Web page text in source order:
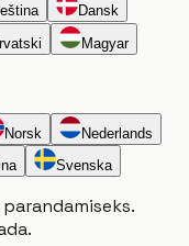
Dansk
Magyar
Norsk
Nederlands
Svenska